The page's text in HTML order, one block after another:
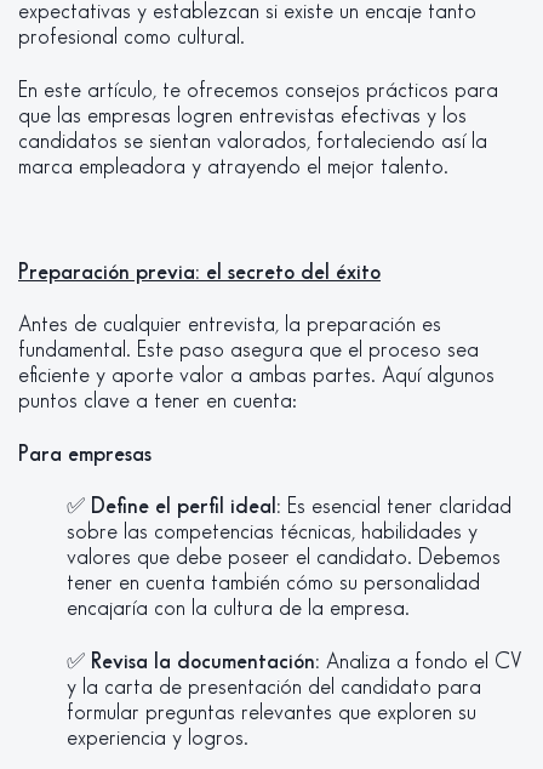
expectativas y establezcan si existe un encaje tanto
profesional como cultural.
En este artículo, te ofrecemos consejos prácticos para
que las empresas logren entrevistas efectivas y los
candidatos se sientan valorados, fortaleciendo así la
marca empleadora y atrayendo el mejor talento.
Preparación previa: el secreto del éxito
Antes de cualquier entrevista, la preparación es
fundamental. Este paso asegura que el proceso sea
eficiente y aporte valor a ambas partes. Aquí algunos
puntos clave a tener en cuenta:
Para empresas
✅ Define el perfil ideal: Es esencial tener claridad
sobre las competencias técnicas, habilidades y
valores que debe poseer el candidato. Debemos
tener en cuenta también cómo su personalidad
encajaría con la cultura de la empresa.
✅ Revisa la documentación: Analiza a fondo el CV
y la carta de presentación del candidato para
formular preguntas relevantes que exploren su
experiencia y logros.